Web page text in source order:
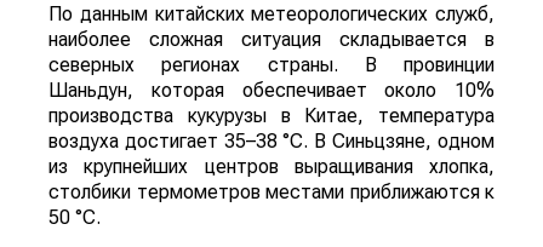
По данным китайских метеорологических служб,
наиболее сложная ситуация складывается в
северных регионах страны. В провинции
Шаньдун, которая обеспечивает около 10%
производства кукурузы в Китае, температура
воздуха достигает 35–38 °C. В Синьцзяне, одном
из крупнейших центров выращивания хлопка,
столбики термометров местами приближаются к
50 °C.